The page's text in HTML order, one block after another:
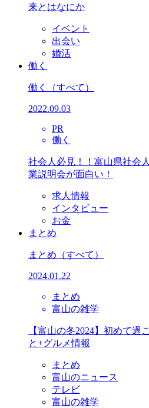
来とはなにか
イベント
出会い
婚活
働く
働く （すべて）
2022.09.03
PR
働く
社会人必見！！富山県社会
業説明会が面白い！
求人情報
インタビュー
お金
まとめ
まとめ （すべて）
2024.01.22
まとめ
富山の雑学
【富山の冬2024】初めて過
と+グルメ情報
まとめ
富山のニュース
テレビ
富山の雑学